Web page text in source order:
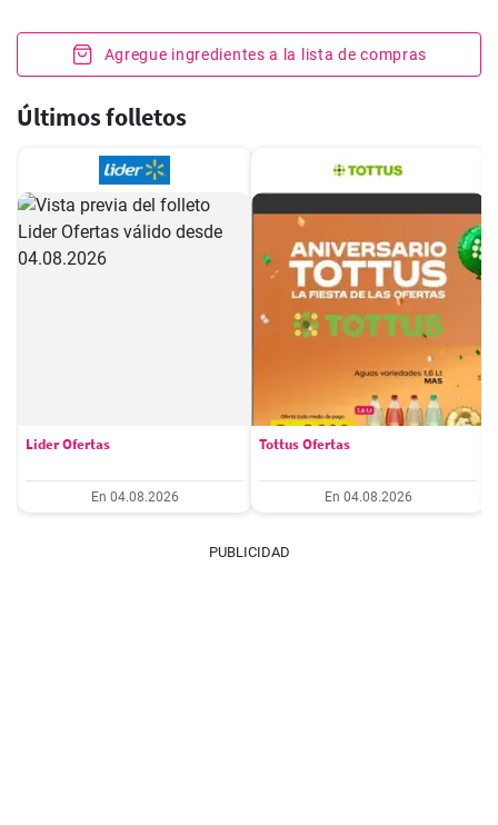
Agregue ingredientes a la lista de compras
Últimos folletos
Lider Ofertas
En 04.08.2026
Tottus Ofertas
En 04.08.2026
PUBLICIDAD